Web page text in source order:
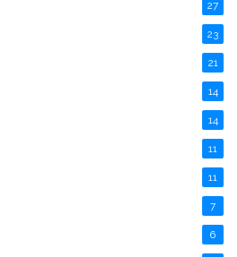
27
23
21
14
14
11
11
7
6